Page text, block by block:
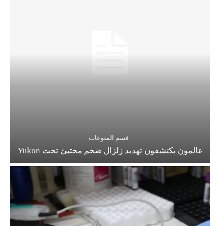
قسم المنوعات
عالمون يكتشفون تهديد زلزال ضخم مختبئ تحت Yukon